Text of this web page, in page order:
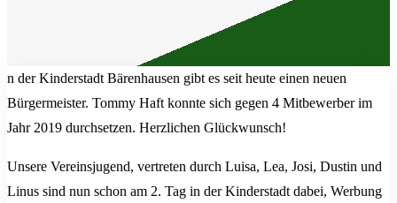
n der Kinderstadt Bärenhausen gibt es seit heute einen neuen
Bürgermeister. Tommy Haft konnte sich gegen 4 Mitbewerber im
Jahr 2019 durchsetzen. Herzlichen Glückwunsch!
Unsere Vereinsjugend, vertreten durch Luisa, Lea, Josi, Dustin und
Linus sind nun schon am 2. Tag in der Kinderstadt dabei, Werbung